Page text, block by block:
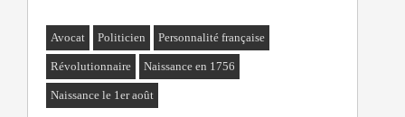
Avocat Politicien Personnalité française
Révolutionnaire Naissance en 1756
Naissance le 1er août